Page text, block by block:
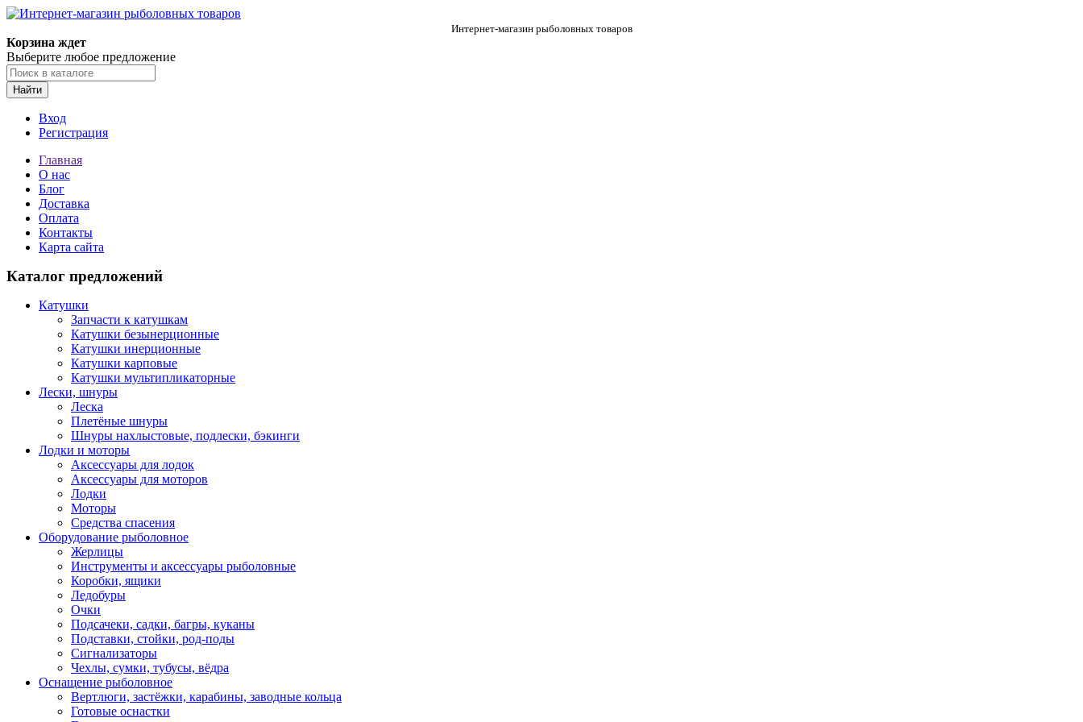
Интернет-магазин рыболовных товаров
Корзина ждет
Выберите любое предложение
Найти
Вход
Регистрация
Главная
О нас
Блог
Доставка
Оплата
Контакты
Карта сайта
Каталог предложений
Катушки
Запчасти к катушкам
Катушки безынерционные
Катушки инерционные
Катушки карповые
Катушки мультипликаторные
Лески, шнуры
Леска
Плетёные шнуры
Шнуры нахлыстовые, подлески, бэкинги
Лодки и моторы
Аксессуары для лодок
Аксессуары для моторов
Лодки
Моторы
Средства спасения
Оборудование рыболовное
Жерлицы
Инструменты и аксессуары рыболовные
Коробки, ящики
Ледобуры
Очки
Подсачеки, садки, багры, куканы
Подставки, стойки, род-поды
Сигнализаторы
Чехлы, сумки, тубусы, вёдра
Оснащение рыболовное
Вертлюги, застёжки, карабины, заводные кольца
Готовые оснастки